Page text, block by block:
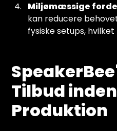
Miljømæssige
kan reducere
fysiske setups,
Tilbud
Produktion